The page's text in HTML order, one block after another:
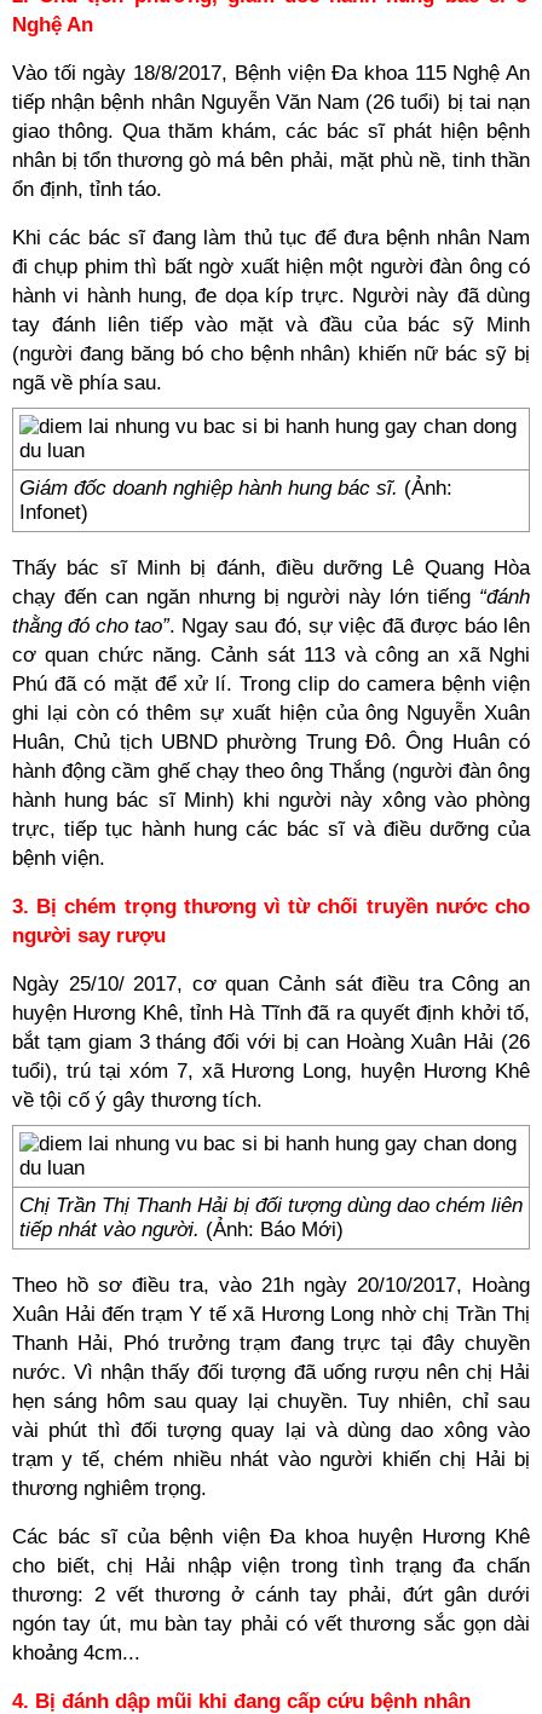
Nghệ An
Vào tối ngày 18/8/2017, Bệnh viện Đa khoa 115 Nghệ An
tiếp nhận bệnh nhân Nguyễn Văn Nam (26 tuổi) bị tai nạn
giao thông. Qua thăm khám, các bác sĩ phát hiện bệnh
nhân bị tổn thương gò má bên phải, mặt phù nề, tinh thần
ổn định, tỉnh táo.
Khi các bác sĩ đang làm thủ tục để đưa bệnh nhân Nam
đi chụp phim thì bất ngờ xuất hiện một người đàn ông có
hành vi hành hung, đe dọa kíp trực. Người này đã dùng
tay đánh liên tiếp vào mặt và đầu của bác sỹ Minh
(người đang băng bó cho bệnh nhân) khiến nữ bác sỹ bị
ngã về phía sau.
Giám đốc doanh nghiệp hành hung bác sĩ. (Ảnh:
Infonet)
Thấy bác sĩ Minh bị đánh, điều dưỡng Lê Quang Hòa
chạy đến can ngăn nhưng bị người này lớn tiếng “đánh
thằng đó cho tao”. Ngay sau đó, sự việc đã được báo lên
cơ quan chức năng. Cảnh sát 113 và công an xã Nghi
Phú đã có mặt để xử lí. Trong clip do camera bệnh viện
ghi lại còn có thêm sự xuất hiện của ông Nguyễn Xuân
Huân, Chủ tịch UBND phường Trung Đô. Ông Huân có
hành động cầm ghế chạy theo ông Thắng (người đàn ông
hành hung bác sĩ Minh) khi người này xông vào phòng
trực, tiếp tục hành hung các bác sĩ và điều dưỡng của
bệnh viện.
3. Bị chém trọng thương vì từ chối truyền nước cho
người say rượu
Ngày 25/10/ 2017, cơ quan Cảnh sát điều tra Công an
huyện Hương Khê, tỉnh Hà Tĩnh đã ra quyết định khởi tố,
bắt tạm giam 3 tháng đối với bị can Hoàng Xuân Hải (26
tuổi), trú tại xóm 7, xã Hương Long, huyện Hương Khê
về tội cố ý gây thương tích.
Chị Trần Thị Thanh Hải bị đối tượng dùng dao chém liên
tiếp nhát vào người. (Ảnh: Báo Mới)
Theo hồ sơ điều tra, vào 21h ngày 20/10/2017, Hoàng
Xuân Hải đến trạm Y tế xã Hương Long nhờ chị Trần Thị
Thanh Hải, Phó trưởng trạm đang trực tại đây chuyền
nước. Vì nhận thấy đối tượng đã uống rượu nên chị Hải
hẹn sáng hôm sau quay lại chuyền. Tuy nhiên, chỉ sau
vài phút thì đối tượng quay lại và dùng dao xông vào
trạm y tế, chém nhiều nhát vào người khiến chị Hải bị
thương nghiêm trọng.
Các bác sĩ của bệnh viện Đa khoa huyện Hương Khê
cho biết, chị Hải nhập viện trong tình trạng đa chấn
thương: 2 vết thương ở cánh tay phải, đứt gân dưới
ngón tay út, mu bàn tay phải có vết thương sắc gọn dài
khoảng 4cm...
4. Bị đánh dập mũi khi đang cấp cứu bệnh nhân